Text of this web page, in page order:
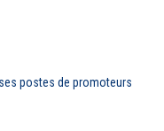
postes de promoteurs